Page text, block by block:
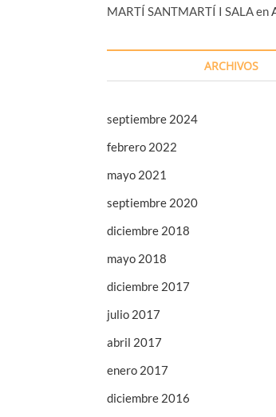
MARTÍ SANTMARTÍ I SALAen
ARCHIVOS
septiembre 2024
febrero 2022
mayo 2021
septiembre 2020
diciembre 2018
mayo 2018
diciembre 2017
julio 2017
abril 2017
enero 2017
diciembre 2016